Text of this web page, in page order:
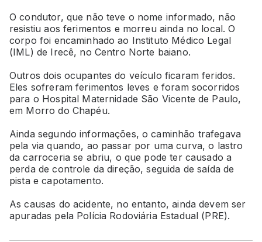
O condutor, que não teve o nome informado, não
resistiu aos ferimentos e morreu ainda no local. O
corpo foi encaminhado ao Instituto Médico Legal
(IML) de Irecê, no Centro Norte baiano.
Outros dois ocupantes do veículo ficaram feridos.
Eles sofreram ferimentos leves e foram socorridos
para o Hospital Maternidade São Vicente de Paulo,
em Morro do Chapéu.
Ainda segundo informações, o caminhão trafegava
pela via quando, ao passar por uma curva, o lastro
da carroceria se abriu, o que pode ter causado a
perda de controle da direção, seguida de saída de
pista e capotamento.
As causas do acidente, no entanto, ainda devem ser
apuradas pela Polícia Rodoviária Estadual (PRE).